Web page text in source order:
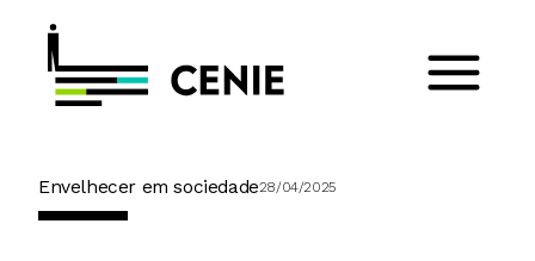
Envelhecer em sociedade28/04/2025